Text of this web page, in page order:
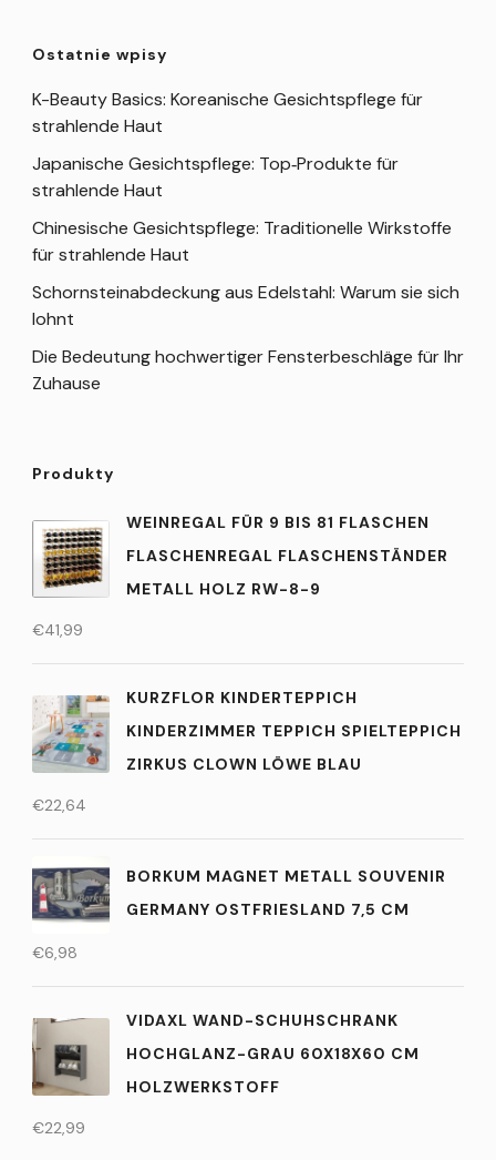
Ostatnie wpisy
K-Beauty Basics: Koreanische Gesichtspflege für
strahlende Haut
Japanische Gesichtspflege: Top‑Produkte für
strahlende Haut
Chinesische Gesichtspflege: Traditionelle Wirkstoffe
für strahlende Haut
Schornsteinabdeckung aus Edelstahl: Warum sie sich
lohnt
Die Bedeutung hochwertiger Fensterbeschläge für Ihr
Zuhause
Produkty
WEINREGAL FÜR 9 BIS 81 FLASCHEN
FLASCHENREGAL FLASCHENSTÄNDER
METALL HOLZ RW-8-9
€41,99
KURZFLOR KINDERTEPPICH
KINDERZIMMER TEPPICH SPIELTEPPICH
ZIRKUS CLOWN LÖWE BLAU
€22,64
BORKUM MAGNET METALL SOUVENIR
GERMANY OSTFRIESLAND 7,5 CM
€6,98
VIDAXL WAND-SCHUHSCHRANK
HOCHGLANZ-GRAU 60X18X60 CM
HOLZWERKSTOFF
€22,99